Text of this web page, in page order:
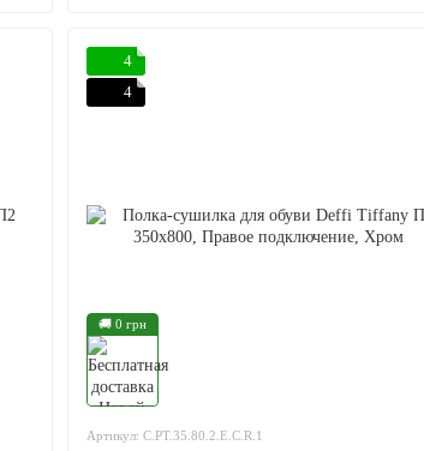
🚚 0 грн
4
4
Артикул: C.PT.35.80.2.E.C.R.1